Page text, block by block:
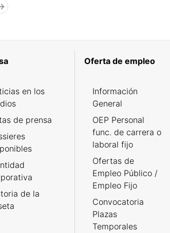
en los
de prensa
de la
Oferta de empleo
Información
General
OEP Personal
func. de carrera o
laboral fijo
Ofertas de
Empleo Público /
Empleo Fijo
Convocatoria
Plazas
Temporales